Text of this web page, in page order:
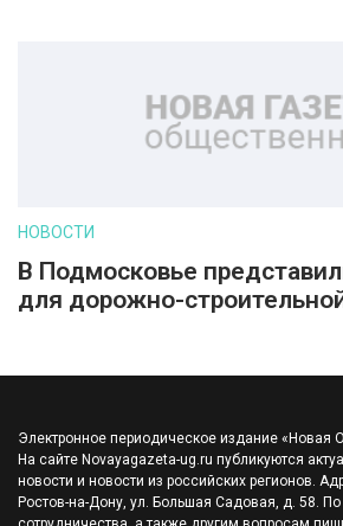
НОВОСТИ
В Подмосковье
для дорожно-
Электронное периодическое издание «Новая
На сайте Novayagazeta-ug.ru публикуются
новости и новости из российских регионов.
Ростов-на-Дону, ул. Большая Садовая, д. 58.